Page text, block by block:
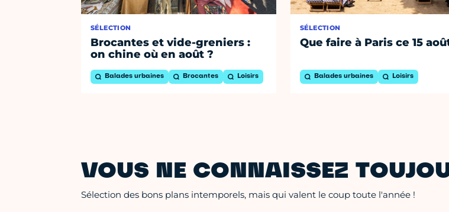
SÉLECTION
Brocantes et vide-greniers :
on chine où en août ?
Balades urbaines Brocantes Loisirs
SÉLECTION
Que faire à Paris ce 15
Balades urbaines Loisirs
VOUS NE CONNAISSEZ
Sélection des bons plans intemporels, mais qui valent le coup toute l'année !